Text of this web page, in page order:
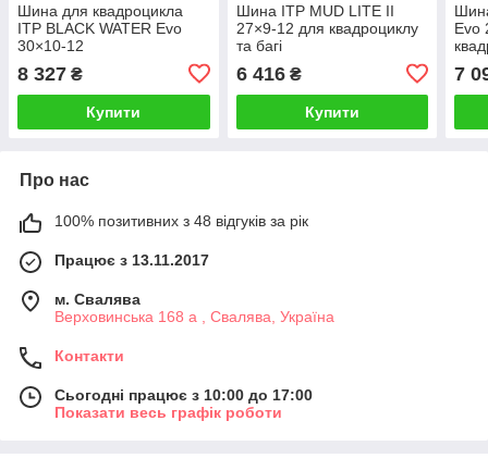
Шина для квадроцикла
ITP BLACK WATER Evo
30×10-12
8 327 ₴
Купити
Шина ITP MUD LITE II
27×9-12 для квадроциклу
та багі
6 416₴
Купити
Evo
7
Про нас
100% позитивних з 48 відгуків за рік
Працює з 13.11.2017
м. Свалява
Верховинська 168 а , Свалява, Україна
Контакти
Сьогодні працює з 10:00 до 17:00
Показати весь графік роботи